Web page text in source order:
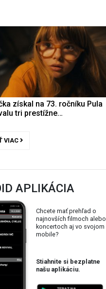
získal na 73. ročníku Pula
tri prestížne…
VIAC
APLIKÁCIA
Chcete mať prehľad o
najnovších filmoch alebo
koncertoch aj vo svojom
mobile?
Stiahnite si bezplatne
našu aplikáciu.